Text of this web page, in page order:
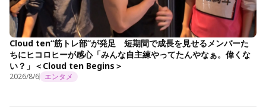
Cloud ten“筋トレ部”が発足 短期間で成長を見せるメンバーた
ちにヒコロヒーが感心「みんな自主練やってたんやなぁ。偉くな
い？」＜Cloud ten Begins＞
2026/8/6 エンタメ